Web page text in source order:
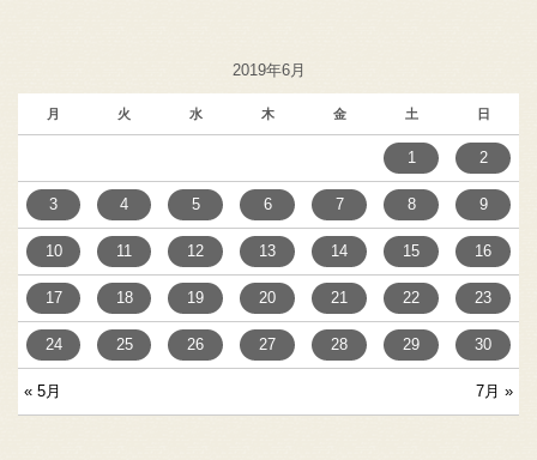
2019年6月
月 火 水 木 金 土 日
« 5月 7月 »
1 2
3 4 5 6 7 8 9
10 11 12 13 14 15 16
17 18 19 20 21 22 23
24 25 26 27 28 29 30